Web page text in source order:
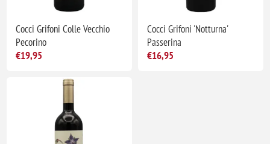
Cocci Grifoni Colle Vecchio
Pecorino
€19,95
Cocci Grifoni 'Notturna'
Passerina
€16,95